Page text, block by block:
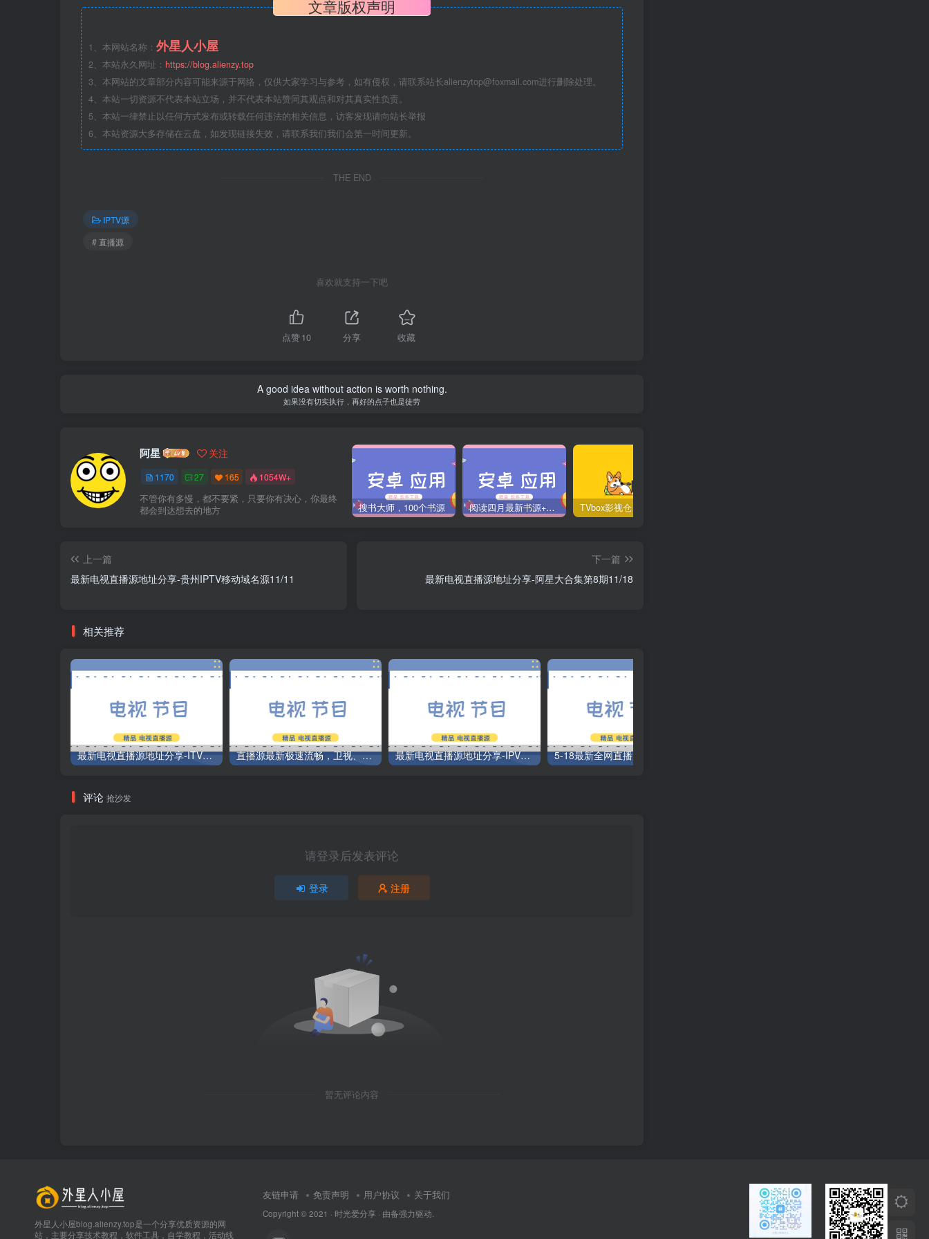
文章版权声明
1、本网站名称： 外星人小屋
2、本站永久网址： https://blog.alienzy.top
3、本网站的文章部分内容可能来源于网络，仅供大家学习与参考，如有侵权，请联系站长alienzytop@foxmail.com进行删除处理。
4、本站一切资源不代表本站立场，并不代表本站赞同其观点和对其真实性负责。
5、本站一律禁止以任何方式发布或转载任何违法的相关信息，访客发现请向站长举报
6、本站资源大多存储在云盘，如发现链接失效，请联系我们我们会第一时间更新。
THE END
IPTV源
# 直播源
喜欢就支持一下吧
点赞10 分享 收藏
A good idea without action is worth nothing.
如果没有切实执行，再好的点子也是徒劳
阿星 关注
1170 27 165 1054W+
不管你有多慢，都不要紧，只要你有决心，你最终
都会到达想去的地方
搜书大师，100个书源 阅读四月最新书源+阅读TTS语音引擎安装教程
上一篇
最新电视直播源地址分享-贵州IPTV移动域名源11/11
下一篇
最新电视直播源地址分享-阿星大合集第8期11/18
相关推荐
最新电视直播源地址分享-ITV源3/12 直播源最新极速流畅，卫视、央视、newtv、sitv、百事通、咪咕 最新电视直播源地址分享-IPV6可用2/12 5-18最新全网直播源，一窝端
评论 抢沙发
请登录后发表评论
登录 注册
暂无评论内容
外星人小屋blog.alienzy.top是一个分享优质资源的网
站，主要分享技术教程，软件工具，自学教程，活动线
友链申请 免责声明 用户协议 关于我们
Copyright © 2021 · 时光爱分享 · 由备强力驱动.